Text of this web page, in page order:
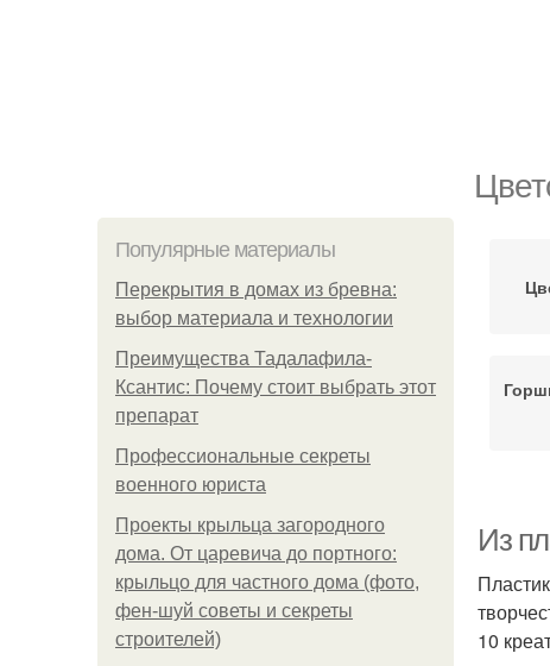
Популярные материалы
Перекрытия в домах из бревна:
выбор материала и технологии
Преимущества Тадалафила-
Ксантис: Почему стоит выбрать этот
препарат
Профессиональные секреты
военного юриста
Проекты крыльца загородного
дома. От царевича до портного:
крыльцо для частного дома (фото,
фен-шуй советы и секреты
строителей)
Из
10